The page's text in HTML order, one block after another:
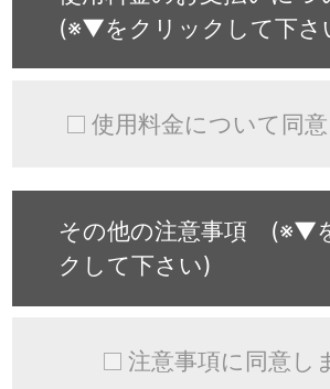
(※▼をクリックして下さ
使用料金について同意
その他の注意事項 (※▼
クして下さい)
注意事項に同意し